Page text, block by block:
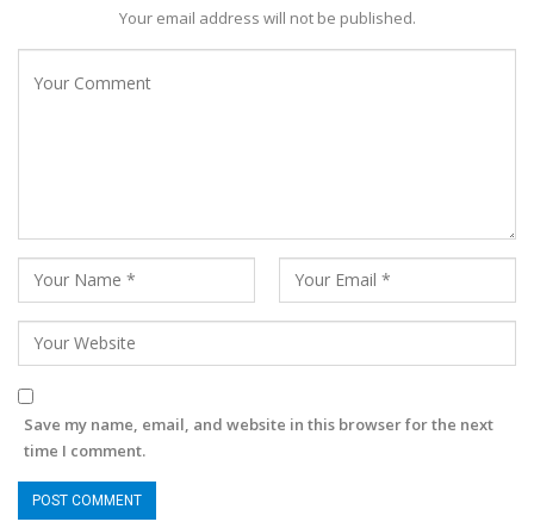
Your email address will not be published.
Save my name, email, and website in this browser for the next
time I comment.